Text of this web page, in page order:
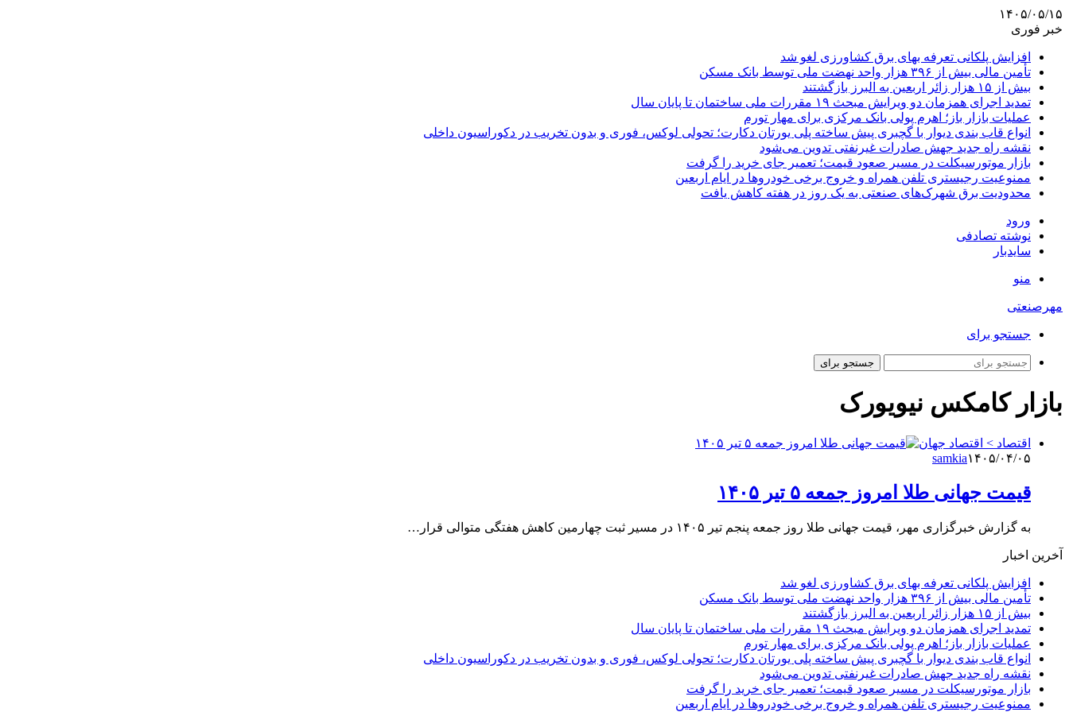
۱۴۰۵/۰۵/۱۵
خبر فوری
افزایش پلکانی تعرفه بهای برق کشاورزی لغو شد
تأمین مالی بیش از ۳۹۶ هزار واحد نهضت ملی توسط بانک مسکن
بیش از ۱۵ هزار زائر اربعین به البرز بازگشتند
تمدید اجرای همزمان دو ویرایش مبحث ۱۹ مقررات ملی ساختمان تا پایان سال
عملیات بازار باز؛ اهرم پولی بانک مرکزی برای مهار تورم
انواع قاب بندی دیوار با گچبری پیش ساخته پلی یورتان دکارت؛ تحولی لوکس، فوری و بدون تخریب در دکوراسیون داخلی
نقشه راه جدید جهش صادرات غیرنفتی تدوین می‌شود
بازار موتورسیکلت در مسیر صعود قیمت؛ تعمیر جای خرید را گرفت
ممنوعیت رجیستری تلفن همراه و خروج برخی خودروها در ایام اربعین
محدودیت برق شهرک‌های صنعتی به یک روز در هفته کاهش یافت
ورود
نوشته تصادفی
سایدبار
منو
مهرصنعتی
جستجو برای
جستجو برای
بازار کامکس نیویورک
اقتصاد > اقتصاد جهان
samkia۱۴۰۵/۰۴/۰۵
قیمت جهانی طلا امروز جمعه ۵ تیر ۱۴۰۵
به گزارش خبرگزاری مهر، قیمت جهانی طلا روز جمعه پنجم تیر ۱۴۰۵ در مسیر ثبت چهارمین کاهش هفتگی متوالی قرار…
آخرین اخبار
افزایش پلکانی تعرفه بهای برق کشاورزی لغو شد
تأمین مالی بیش از ۳۹۶ هزار واحد نهضت ملی توسط بانک مسکن
بیش از ۱۵ هزار زائر اربعین به البرز بازگشتند
تمدید اجرای همزمان دو ویرایش مبحث ۱۹ مقررات ملی ساختمان تا پایان سال
عملیات بازار باز؛ اهرم پولی بانک مرکزی برای مهار تورم
انواع قاب بندی دیوار با گچبری پیش ساخته پلی یورتان دکارت؛ تحولی لوکس، فوری و بدون تخریب در دکوراسیون داخلی
نقشه راه جدید جهش صادرات غیرنفتی تدوین می‌شود
بازار موتورسیکلت در مسیر صعود قیمت؛ تعمیر جای خرید را گرفت
ممنوعیت رجیستری تلفن همراه و خروج برخی خودروها در ایام اربعین